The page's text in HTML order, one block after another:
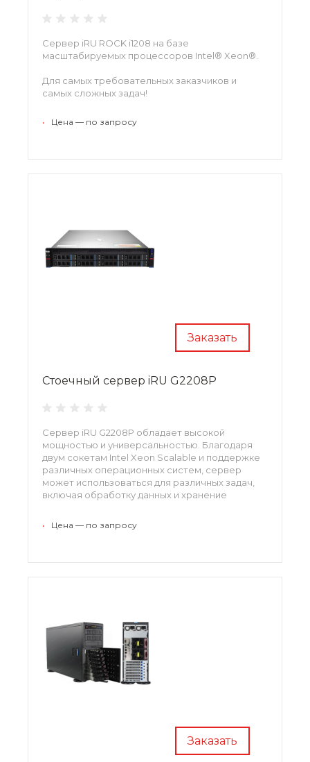
Сервер iRU ROCK i1208 на базе
масштабируемых процессоров Intel® Xeon®.
Для самых требовательных заказчиков и
самых сложных задач!
• Цена — по запросу
Заказать
Стоечный сервер iRU G2208P
Сервер iRU G2208P обладает высокой
мощностью и универсальностью. Благодаря
двум сокетам Intel Xeon Scalable и поддержке
различных операционных систем, сервер
может использоваться для различных задач,
включая обработку данных и хранение
• Цена — по запросу
Заказать